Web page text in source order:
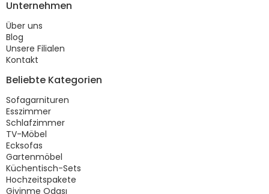
Unternehmen
Über uns
Blog
Unsere Filialen
Kontakt
Beliebte Kategorien
Sofagarnituren
Esszimmer
Schlafzimmer
TV-Möbel
Ecksofas
Gartenmöbel
Küchentisch-Sets
Hochzeitspakete
Giyinme Odası